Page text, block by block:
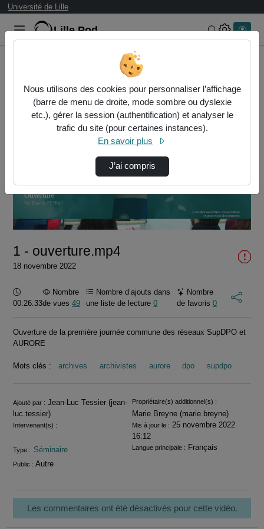
Université de Lille
Lille.Pod Rechercher
1 - ouverture.mp4
Lire
la
vidéo
1 - ouverture.mp4
18 novembre 2022
Durée :
00:26:33
Nombre
de vues 49
Nombre d’ajouts dans
une liste de lecture0
Nombre
de favoris 0
Ouverture de la première journée commune des réseaux SupDPO et
AURORE
Mots clés : archives archivistes aurore dpo supdpo
Informations
Ajouté par : Jean-Luc Tessier (jean-
luc.tessier)
Propriétaire(s) additionnel(s) :
Marie Breyne (marie.breyne)
Intervenant(s) : Mis à jour le : 25 novembre 2022
16:12
Type : Séminaire Langue principale : Français
Public : Autre
Les commentaires ont été désactivés pour cette vidéo.
Nous utilisons des cookies pour personnaliser l’affichage
(barre de menu de droite, mode sombre ou dyslexie
etc.), gérer la session (authentification) et analyser le
trafic du site (pour certaines instances).
En savoir plus
J’ai compris